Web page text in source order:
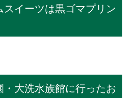
イーツは黒ゴマプリン
大洗水族館に行ったお